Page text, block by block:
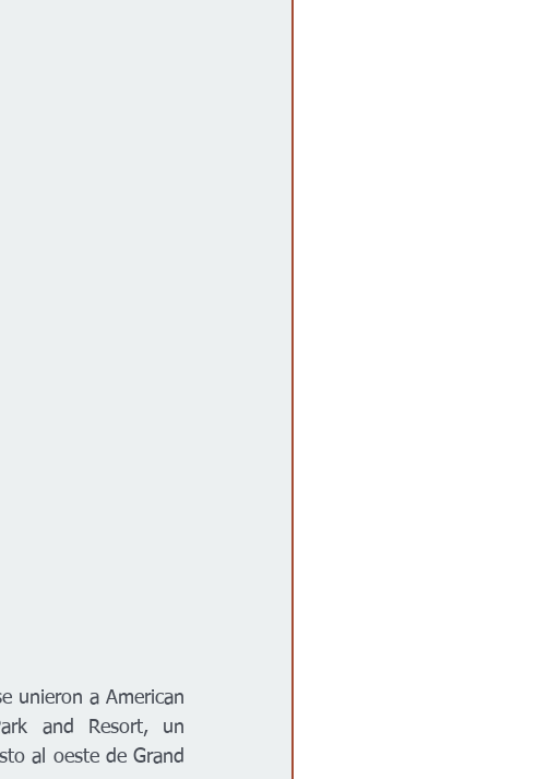
unieron a American
and Resort, un
al oeste de Grand